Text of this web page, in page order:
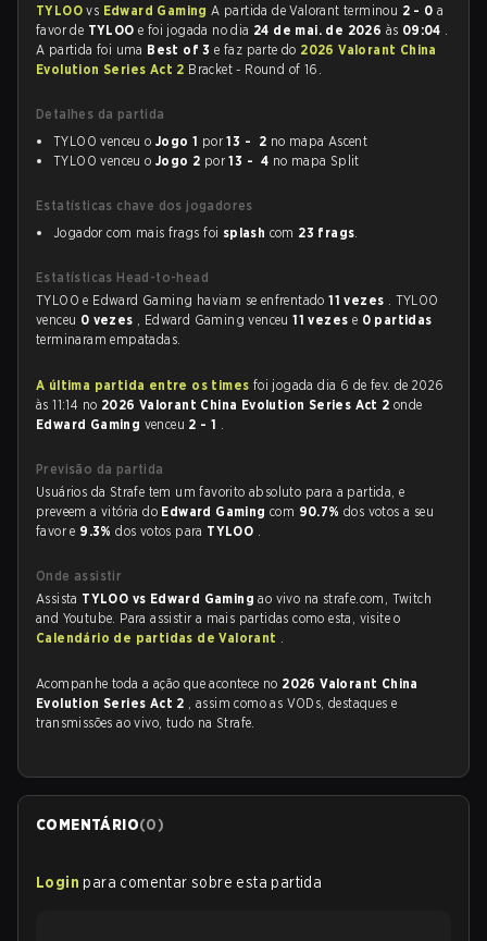
TYLOOvs Edward GamingA partida de Valorant terminou 2 - 0 a
favor de TYLOOe foi jogada no dia 24 de mai. de 2026 às 09:04 .
A partida foi uma Best of 3e faz parte do 2026 Valorant China
Evolution Series Act 2 Bracket - Round of 16.
Detalhes da partida
TYLOO venceu o Jogo 1 por13 - 2 no mapa Ascent
TYLOO venceu o Jogo 2 por13 - 4 no mapa Split
Estatísticas chave dos jogadores
Jogador com mais frags foi splash com 23 frags.
Estatísticas Head-to-head
TYLOO e Edward Gaming haviam se enfrentado11 vezes . TYLOO
venceu 0 vezes , Edward Gaming venceu11 vezes e 0 partidas
terminaram empatadas.
A última partida entre os times foi jogada dia 6 de fev. de 2026
às 11:14 no 2026 Valorant China Evolution Series Act 2onde
Edward Gaming venceu 2 - 1 .
Previsão da partida
Usuários da Strafe tem um favorito absoluto para a partida, e
preveem a vitória do Edward Gamingcom 90.7%dos votos a seu
favor e 9.3%dos votos para TYLOO .
Onde assistir
Assista TYLOO vs Edward Gamingao vivo na strafe.com, Twitch
and Youtube. Para assistir a mais partidas como esta, visite o
Calendário de partidas de Valorant .
Acompanhe toda a ação que acontece no 2026 Valorant China
Evolution Series Act 2 , assim como as VODs, destaques e
transmissões ao vivo, tudo na Strafe.
COMENTÁRIO(0)
Login para comentar sobre esta partida